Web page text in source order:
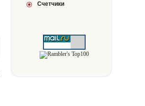
Счетчики